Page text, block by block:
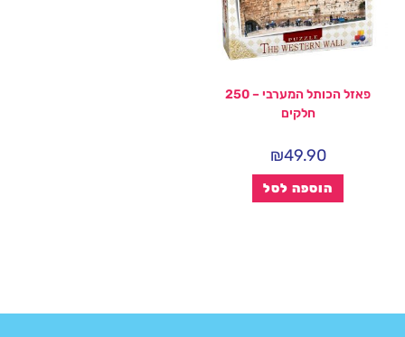
פאזל הכותל המערבי – 250
חלקים
₪49.90
הוספה לסל